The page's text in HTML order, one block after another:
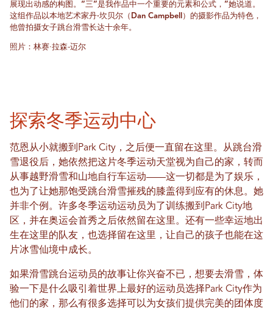
展现出动感的构图。“三”是我作品中一个重要的元素和公式，”她说道。
这组作品以本地艺术家丹·坎贝尔（Dan Campbell）的摄影作品为特色，
他曾拍摄女子跳台滑雪长达十余年。
照片：林赛·拉森-迈尔
探索冬季运动中心
范恩从小就搬到Park City，之后便一直留在这里。从跳台滑
雪退役后，她依然把这片冬季运动天堂视为自己的家，转而
从事越野滑雪和山地自行车运动——这一切都是为了娱乐，
也为了让她那饱受跳台滑雪摧残的膝盖得到应有的休息。她
并非个例。许多冬季运动运动员为了训练搬到Park City地
区，并在奥运会首秀之后依然留在这里。还有一些幸运地出
生在这里的队友，也选择留在这里，让自己的孩子也能在这
片冰雪仙境中成长。
如果滑雪跳台运动员的故事让你兴奋不已，想要去滑雪，体
验一下是什么吸引着世界上最好的运动员选择Park City作为
他们的家，那么有很多选择可以为女孩们提供完美的团体度